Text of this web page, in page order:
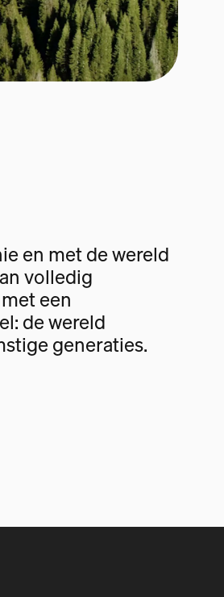
en met de wereld
volledig
een
de wereld
generaties.